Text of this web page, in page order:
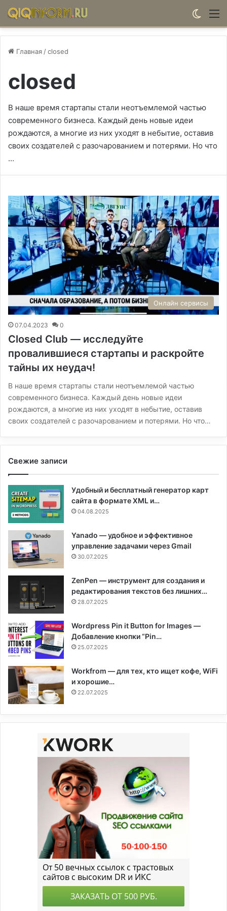
Главная /closed
closed
В наше время стартапы стали неотъемлемой частью
современного бизнеса. Каждый день новые идеи
рождаются, а многие из них уходят в небытие, оставив
своих создателей с разочарованием и потерями. Но что
…
Онлайн сервисы
07.04.2023 0
Closed Club — исследуйте
провалившиеся стартапы и раскройте
тайны их неудач!
В наше время стартапы стали неотъемлемой частью
современного бизнеса. Каждый день новые идеи
рождаются, а многие из них уходят в небытие, оставив
своих создателей с разочарованием и потерями. Но что…
Свежие записи
Удобный и бесплатный генератор карт
сайта в формате XML и…
04.08.2025
Yanado — удобное и эффективное
управление задачами через Gmail
30.07.2025
ZenPen — инструмент для создания и
редактирования текстов без лишних…
28.07.2025
Wordpress Pin it Button for Images —
Добавление кнопки “Pin…
25.07.2025
Workfrom — для тех, кто ищет кофе, WiFi
и хорошие…
22.07.2025